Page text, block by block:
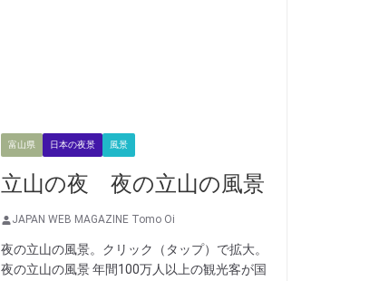
富山県 日本の夜景 風景
立山の夜 夜の立山の風景
JAPAN WEB MAGAZINE Tomo Oi
夜の立山の風景。クリック（タップ）で拡大。
夜の立山の風景 年間100万人以上の観光客が国